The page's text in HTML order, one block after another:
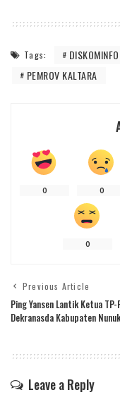
Tags:
PEMROV KALTARA
0 0
0
Previous Article
Ping Yansen Lantik Ketua TP-
Dekranasda Kabupaten
Leave a Reply